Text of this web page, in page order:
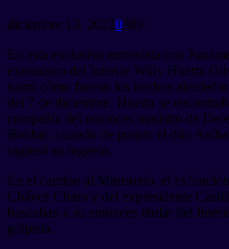
diciembre 13, 20220389
En esta exclusiva entrevista con
exministro del Interior Willy Huerta
narró cómo fueron los hechos
del 7 de diciembre. Huerta se
compañía del entonces ministro de
Bobbio, cuando de pronto el dúo
ingresó su ingreso.
En el camino al Ministerio, el
Chávez Chino y del expresidente
buscaban a su entonces titular del
golpista.